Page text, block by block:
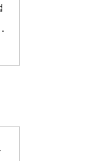
일 | 광양문화예술회관